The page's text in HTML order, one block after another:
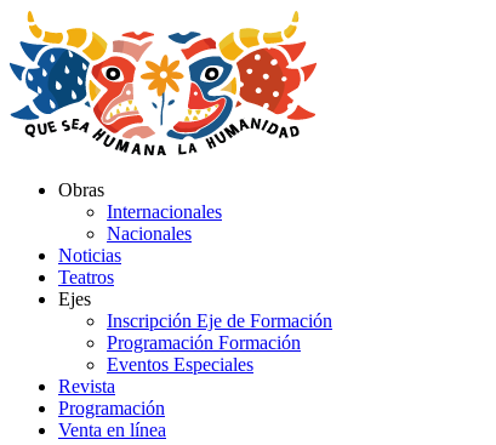
al
contenido
Obras
Internacionales
Nacionales
Noticias
Teatros
Ejes
Inscripción Eje de Formación
Programación Formación
Eventos Especiales
Revista
Programación
Venta en línea